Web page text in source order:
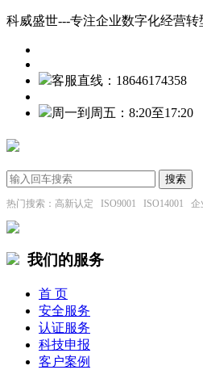
科威盛世---专注企业数字化经营转
客服直线：18646174358
周一到周五：8:20至17:20
热门搜索：高新认定 ISO9001 ISO14001
我们的服务
首 页
安全服务
认证服务
科技申报
客户案例